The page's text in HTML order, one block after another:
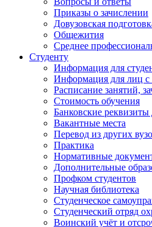
Приказы о зачислении
Довузовская
Общежития
Среднее
Студенту
Информация для
Информация для лиц
Расписание занятий,
Стоимость обучения
Банковские
Вакантные места
Перевод из других
Практика
Нормативные
Дополнительные
Профком студентов
Научная библиотека
Студенческое
Студенческий отряд
Воинский учёт и